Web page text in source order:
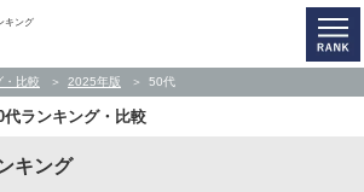
キング
・比較 2025年版 50代
代ランキング・比較
キング